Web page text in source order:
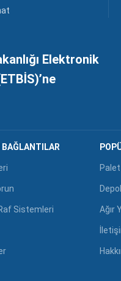
Elektronik
Sistemleri
Palet
Ağır